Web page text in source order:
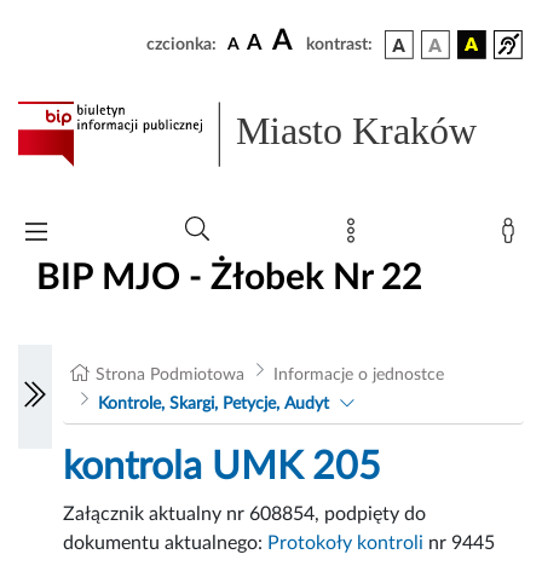
czcionka: A A A kontrast:
Miasto Kraków
BIP MJO - Żłobek Nr 22
Strona Podmiotowa
Informacje o jednostce
Kontrole, Skargi, Petycje, Audyt
kontrola UMK 205
Załącznik aktualny nr 608854, podpięty do
dokumentu aktualnego: Protokoły kontroli nr 9445